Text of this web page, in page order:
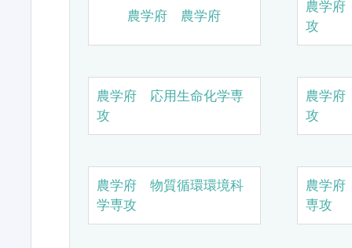
農学府 農学府
農学
攻
農学府 応用生命化学専
攻
農学
攻
農学府 物質循環環境科
学専攻
農学
専攻